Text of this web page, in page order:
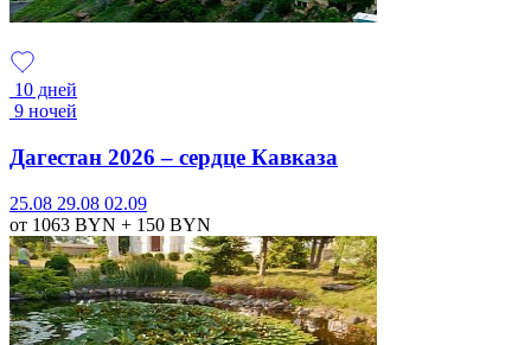
10 дней
9 ночей
Дагестан 2026 – сердце Кавказа
25.08 29.08 02.09
от 1063 BYN + 150 BYN